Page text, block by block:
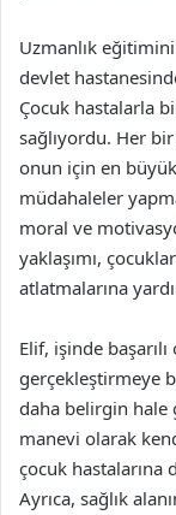
Uzmanlık
devlet
Çocuk hastalarla
sağlıyordu. Her
onun için en
müdahaleler
moral ve
yaklaşımı,
atlatmalarına
Elif, işinde
gerçekleştirmeye
daha belirgin hale
manevi olarak
çocuk hastalarına
Ayrıca, sağlık